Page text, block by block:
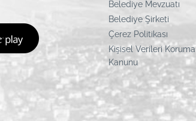
Belediye Mevzuatı
Belediye Şirketi
Çerez Politikası
Kişisel Verileri Koruma
Kanunu